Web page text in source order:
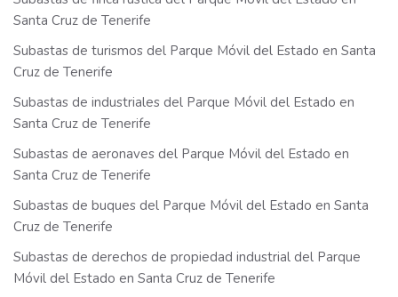
Santa Cruz de Tenerife
Subastas de turismos del Parque Móvil del Estado en Santa
Cruz de Tenerife
Subastas de industriales del Parque Móvil del Estado en
Santa Cruz de Tenerife
Subastas de aeronaves del Parque Móvil del Estado en
Santa Cruz de Tenerife
Subastas de buques del Parque Móvil del Estado en Santa
Cruz de Tenerife
Subastas de derechos de propiedad industrial del Parque
Móvil del Estado en Santa Cruz de Tenerife